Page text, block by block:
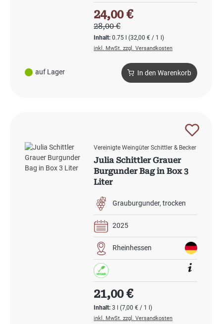
auf Lager
Inhalt:0.75 l(32,00 € / 1 l)
Verkaufspreis:
24,00 €
Regulärer Preis:
28,00 €
inkl. MwSt. zzgl. Versandkosten
In den Warenkorb
Vereinigte Weingüter Schittler & Becker
Julia Schittler Grauer
Burgunder Bag in Box 3
Liter
Grauburgunder trocken
2025
Rheinhessen
Inhalt:3 l(7,00 € / 1 l)
Regulärer Preis:
21,00 €
inkl. MwSt. zzgl. Versandkosten